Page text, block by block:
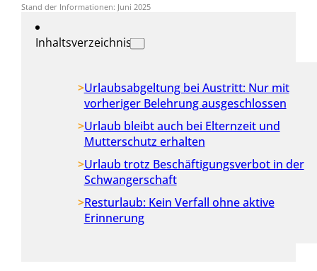
Stand der Informationen: Juni 2025
Inhaltsverzeichnis
Urlaubsabgeltung bei Austritt: Nur mit
vorheriger Belehrung ausgeschlossen
Urlaub bleibt auch bei Elternzeit und
Mutterschutz erhalten
Urlaub trotz Beschäftigungsverbot in der
Schwangerschaft
Resturlaub: Kein Verfall ohne aktive
Erinnerung